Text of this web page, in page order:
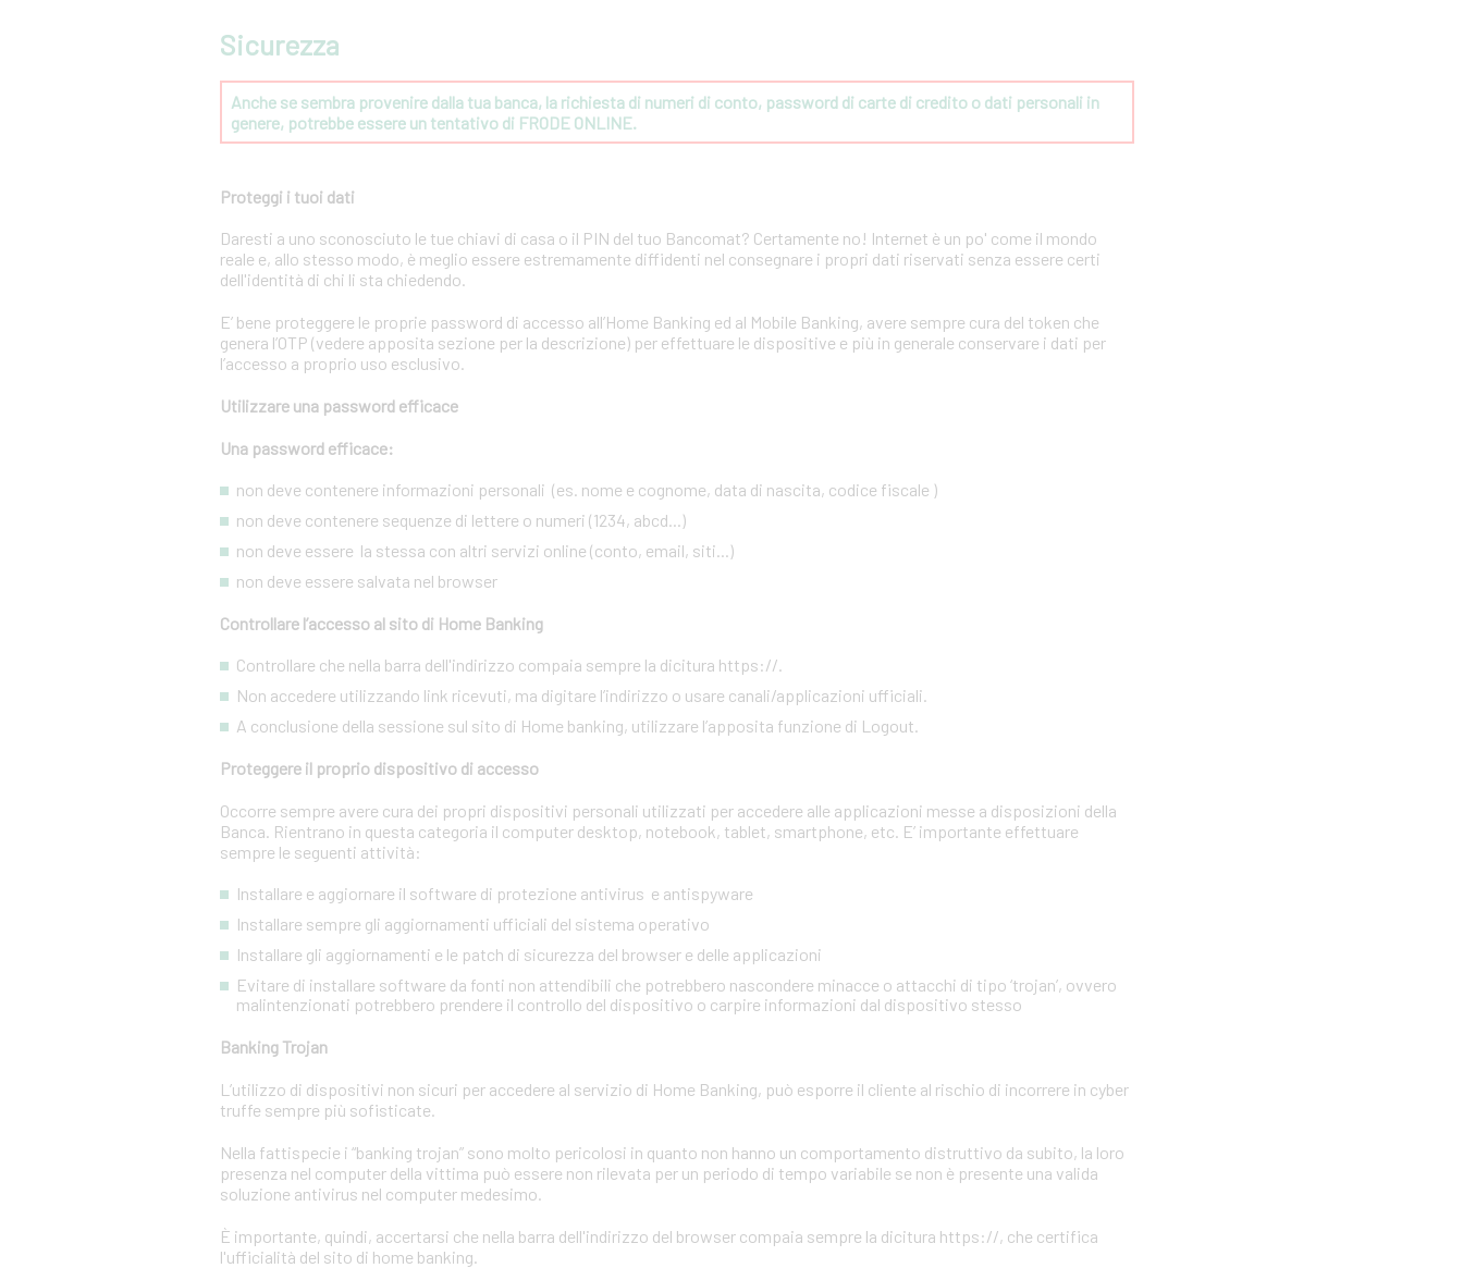
Sicurezza
Anche se sembra provenire dalla tua banca, la richiesta di numeri di conto, password di carte di credito o dati personali in
genere, potrebbe essere un tentativo di FRODE ONLINE.
Proteggi i tuoi dati
Daresti a uno sconosciuto le tue chiavi di casa o il PIN del tuo Bancomat? Certamente no! Internet è un po' come il mondo
reale e, allo stesso modo, è meglio essere estremamente diffidenti nel consegnare i propri dati riservati senza essere certi
dell'identità di chi li sta chiedendo.
E’ bene proteggere le proprie password di accesso all’Home Banking ed al Mobile Banking, avere sempre cura del token che
genera l’OTP (vedere apposita sezione per la descrizione) per effettuare le dispositive e più in generale conservare i dati per
l’accesso a proprio uso esclusivo.
Utilizzare una password efficace
Una password efficace:
non deve contenere informazioni personali (es. nome e cognome, data di nascita, codice fiscale )
non deve contenere sequenze di lettere o numeri (1234, abcd...)
non deve essere la stessa con altri servizi online (conto, email, siti...)
non deve essere salvata nel browser
Controllare l’accesso al sito di Home Banking
Controllare che nella barra dell'indirizzo compaia sempre la dicitura https://.
Non accedere utilizzando link ricevuti, ma digitare l’indirizzo o usare canali/applicazioni ufficiali.
A conclusione della sessione sul sito di Home banking, utilizzare l’apposita funzione di Logout.
Proteggere il proprio dispositivo di accesso
Occorre sempre avere cura dei propri dispositivi personali utilizzati per accedere alle applicazioni messe a disposizioni della
Banca. Rientrano in questa categoria il computer desktop, notebook, tablet, smartphone, etc. E’ importante effettuare
sempre le seguenti attività:
Installare e aggiornare il software di protezione antivirus e antispyware
Installare sempre gli aggiornamenti ufficiali del sistema operativo
Installare gli aggiornamenti e le patch di sicurezza del browser e delle applicazioni
Evitare di installare software da fonti non attendibili che potrebbero nascondere minacce o attacchi di tipo ‘trojan’, ovvero
malintenzionati potrebbero prendere il controllo del dispositivo o carpire informazioni dal dispositivo stesso
Banking Trojan
L’utilizzo di dispositivi non sicuri per accedere al servizio di Home Banking, può esporre il cliente al rischio di incorrere in cyber
truffe sempre più sofisticate.
Nella fattispecie i “banking trojan” sono molto pericolosi in quanto non hanno un comportamento distruttivo da subito, la loro
presenza nel computer della vittima può essere non rilevata per un periodo di tempo variabile se non è presente una valida
soluzione antivirus nel computer medesimo.
È importante, quindi, accertarsi che nella barra dell'indirizzo del browser compaia sempre la dicitura https://, che certifica
l'ufficialità del sito di home banking.